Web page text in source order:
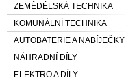
ZEMĚDĚLSKÁ TECHNIKA
KOMUNÁLNÍ TECHNIKA
AUTOBATERIE A NABÍJEČKY
NÁHRADNÍ DÍLY
ELEKTRO A DÍLY